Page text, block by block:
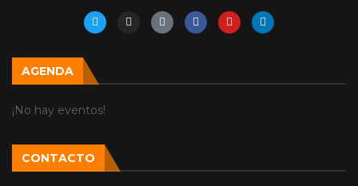
AGENDA
¡No hay eventos!
CONTACTO